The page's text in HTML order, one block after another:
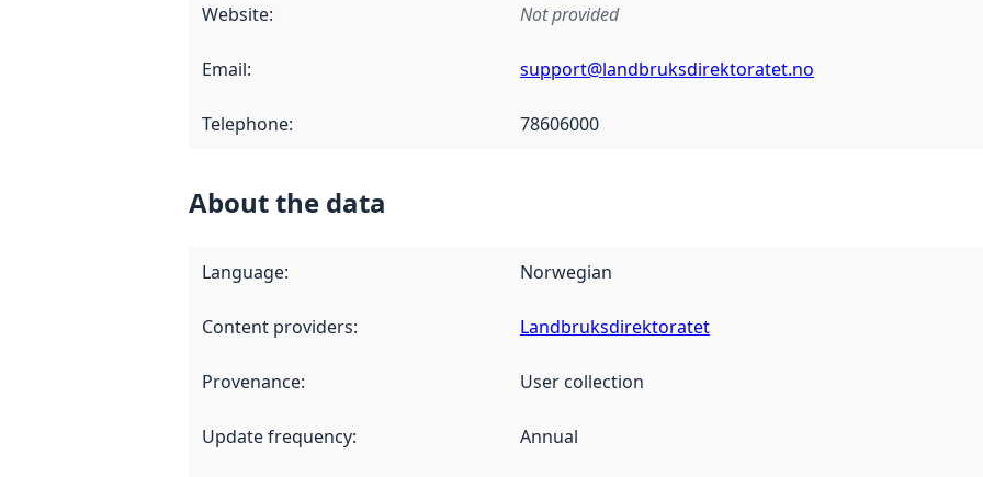
Website: Not provided
Email: support@landbruksdirektoratet.no
Telephone: 78606000
About the data
Language: Norwegian
Content providers: Landbruksdirektoratet
Provenance: User collection
Update frequency: Annual